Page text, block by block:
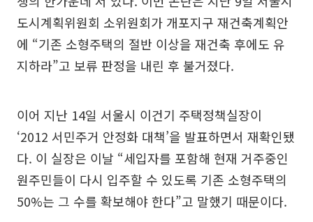
도시계획위원회 소위원회가 개포지구 재건축계획안
에 “기존 소형주택의 절반 이상을 재건축 후에도 유
지하라”고 보류 판정을 내린 후 불거졌다.
이어 지난 14일 서울시 이건기 주택정책실장이
‘2012 서민주거 안정화 대책’을 발표하면서 재확인됐
다. 이 실장은 이날 “세입자를 포함해 현재 거주중인
원주민들이 다시 입주할 수 있도록 기존 소형주택의
50%는 그 수를 확보해야 한다”고 말했기 때문이다.